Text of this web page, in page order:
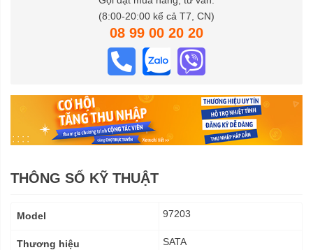
(8:00-20:00 kể cả T7, CN)
08 99 00 20 20
THÔNG SỐ KỸ THUẬT
kỹ
Model 97203
Thương hiệu SATA